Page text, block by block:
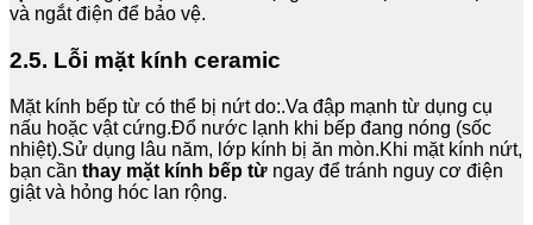
và ngắt điện để bảo vệ.
2.5. Lỗi mặt kính ceramic
Mặt kính bếp từ có thể bị nứt do:.Va đập mạnh từ dụng cụ
nấu hoặc vật cứng.Đổ nước lạnh khi bếp đang nóng (sốc
nhiệt).Sử dụng lâu năm, lớp kính bị ăn mòn.Khi mặt kính nứt,
bạn cần thay mặt kính bếp từ ngay để tránh nguy cơ điện
giật và hỏng hóc lan rộng.